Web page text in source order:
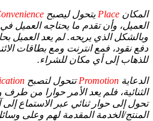
المكان Place يتحول ليصبح
العميل، وأن تقدم ما يحتاجه العميل
وبالشكل الذي يريحه. لم يعد العميل
دفع نقود، فمع انترنت ومع بطاقات
للذهاب إلى أي مكان للشراء.
الدعاية Promotionتتحول لتصبح
الثنائية، فلم يعد الأمر حوارا من
تحول إلى حوار ثنائي عبر الاستماع إلى
المنتج/الخدمة المقدمة لهم وعلى